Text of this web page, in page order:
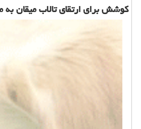
كوشش برای ارتقای تالاب میقان